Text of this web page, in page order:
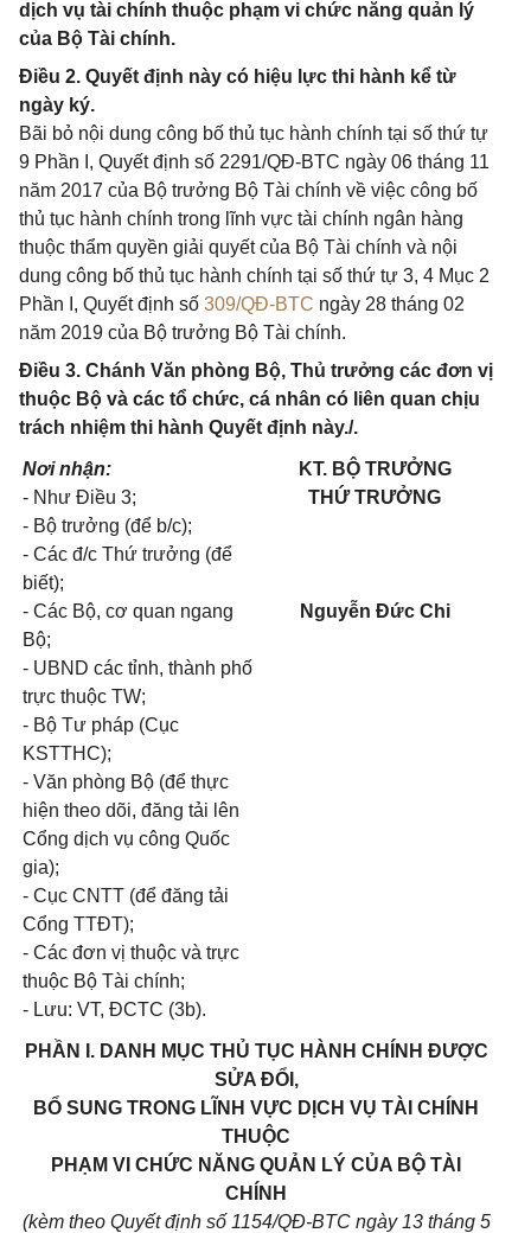
dịch vụ tài chính thuộc phạm vi chức năng quản lý
của Bộ Tài chính.
Điều 2. Quyết định này có hiệu lực thi hành kể từ
ngày ký.
Bãi bỏ nội dung công bố thủ tục hành chính tại số thứ tự
9 Phần I, Quyết định số 2291/QĐ-BTC ngày 06 tháng 11
năm 2017 của Bộ trưởng Bộ Tài chính về việc công bố
thủ tục hành chính trong lĩnh vực tài chính ngân hàng
thuộc thẩm quyền giải quyết của Bộ Tài chính và nội
dung công bố thủ tục hành chính tại số thứ tự 3, 4 Mục 2
Phần I, Quyết định số 309/QĐ-BTC ngày 28 tháng 02
năm 2019 của Bộ trưởng Bộ Tài chính.
Điều 3. Chánh Văn phòng Bộ, Thủ trưởng các đơn vị
thuộc Bộ và các tổ chức, cá nhân có liên quan chịu
trách nhiệm thi hành Quyết định này./.
Nơi nhận:
- Như Điều 3;
- Bộ trưởng (để b/c);
- Các đ/c Thứ trưởng (để
biết);
- Các Bộ, cơ quan ngang
Bộ;
- UBND các tỉnh, thành phố
trực thuộc TW;
- Bộ Tư pháp (Cục
KSTTHC);
- Văn phòng Bộ (để thực
hiện theo dõi, đăng tải lên
Cổng dịch vụ công Quốc
gia);
- Cục CNTT (để đăng tải
Cổng TTĐT);
- Các đơn vị thuộc và trực
thuộc Bộ Tài chính;
- Lưu: VT, ĐCTC (3b).
KT. BỘ TRƯỞNG
THỨ TRƯỞNG
Nguyễn Đức Chi
PHẦN I. DANH MỤC THỦ TỤC HÀNH CHÍNH ĐƯỢC
SỬA ĐỔI,
BỔ SUNG TRONG LĨNH VỰC DỊCH VỤ TÀI CHÍNH
THUỘC
PHẠM VI CHỨC NĂNG QUẢN LÝ CỦA BỘ TÀI
CHÍNH
(kèm theo Quyết định số 1154/QĐ-BTC ngày 13 tháng 5